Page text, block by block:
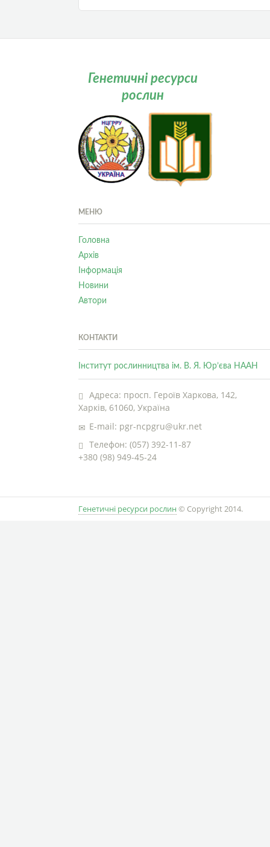
Генетичні ресурси
рослин
МЕНЮ
Головна
Архів
Інформація
Новини
Автори
КОНТАКТИ
Інститут рослинництва ім. В. Я. Юр’єва НААН
Адреса: просп. Героїв Харкова, 142,
Харків, 61060, Україна
E-mail: pgr-ncpgru@ukr.net
Телефон: (057) 392-11-87
+380 (98) 949-45-24
Генетичні ресурси рослин © Copyright 2014.